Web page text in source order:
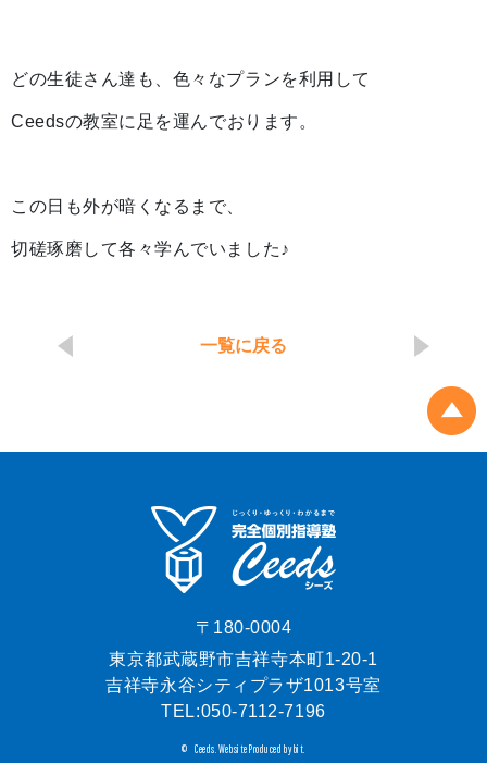
どの生徒さん達も、色々なプランを利用して
Ceedsの教室に足を運んでおります。
この日も外が暗くなるまで、
切磋琢磨して各々学んでいました♪
一覧に戻る
〒180-0004
東京都武蔵野市吉祥寺本町1-20-1
吉祥寺永谷シティプラザ1013号室
TEL:050-7112-7196
© Ceeds. Website Produced by bit.